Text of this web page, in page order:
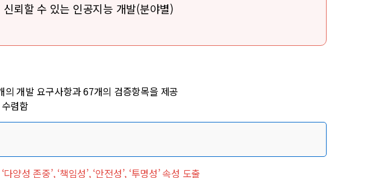
신뢰할 수 있는 인공지능 개발(분야별)
개발 요구사항과 67개의 검증항목을 제공
렴함
성 존중’, ‘책임성’, ‘안전성’, ‘투명성’ 속성 도출